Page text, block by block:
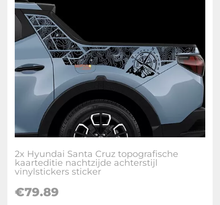
2x Hyundai Santa Cruz topografische
kaarteditie nachtzijde achterstijl
vinylstickers sticker
€79.89